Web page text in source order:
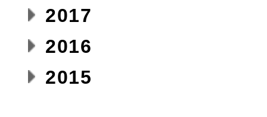
2017
2016
2015